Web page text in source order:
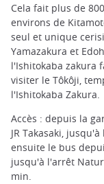
Cela fait plus de
environs de
seul et unique
Yamazakura et
l'Ishitokaba zakura
visiter le Tôkôji,
l'Ishitokaba Zakura.
Accès : depuis la
JR Takasaki,
ensuite le bus
jusqu'à l'arrêt
min.